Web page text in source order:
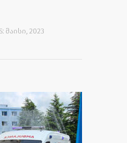
ᲛᲐᲘᲡᲘ, 2023